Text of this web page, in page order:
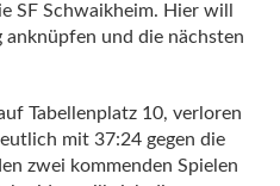
SF Schwaikheim. Hier will
anknüpfen und die nächsten
Tabellenplatz 10, verloren
mit 37:24 gegen die
zwei kommenden Spielen